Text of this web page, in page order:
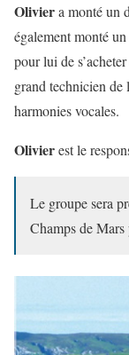
Oliviera monté un
également monté
pour lui de
grand technicien de
harmonies vocales.
Olivierest le
Le groupe sera
Champs de